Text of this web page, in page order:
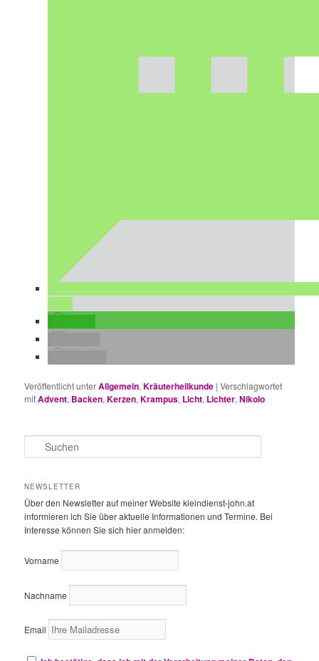
Veröffentlicht unterAllgemein,Kräuterheilkunde |Verschlagwortet
mitAdvent, Backen,Kerzen,Krampus, Licht, Lichter,Nikolo
u
h
e
n
NEWSLETTER
Über den Newsletter auf meiner Website kleindienst-john.at
informieren ich Sie über aktuelle Informationen und Termine. Bei
Interesse können Sie sich hier anmelden:
Vorname
Nachname
Email